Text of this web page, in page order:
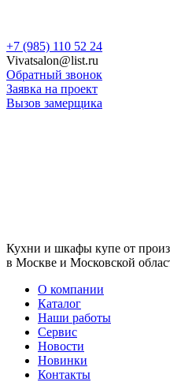
+7 (985) 110 52 24
Vivatsalon@list.ru
Обратный звонок
Заявка на проект
Вызов замерщика
Кухни и шкафы купе от
в Москве и Московской
О компании
Каталог
Наши работы
Сервис
Новости
Новинки
Контакты